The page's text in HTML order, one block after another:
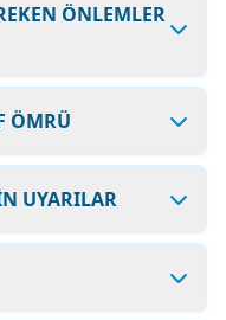
ÖNLEMLER
ÖMRÜ
UYARILAR